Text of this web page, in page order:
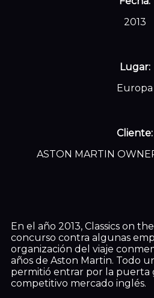
2013
Lugar:
Europa
Cliente:
ASTON MARTIN
En el año 2013, Classics on
concurso contra algunas
organización del viaje
años de Aston Martin. Todo
permitió entrar por la puerta
competitivo mercado inglés.